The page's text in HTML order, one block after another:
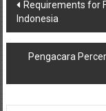
pos
Requirements for
Indonesia
Pengacara